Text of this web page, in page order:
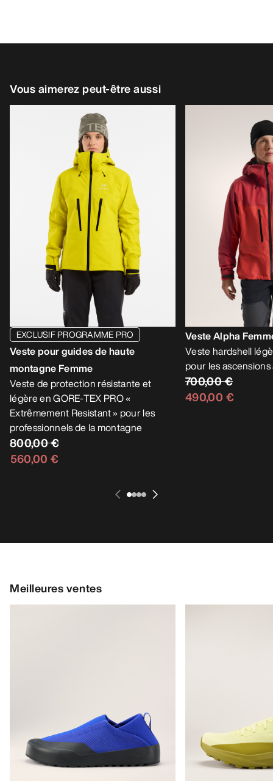
Vous aimerez peut-être aussi
EXCLUSIF PROGRAMME PRO
Veste pour guides de haute
montagne Femme
Veste de protection résistante et
légère en GORE-TEX PRO «
Extrêmement Resistant » pour les
professionnels de la montagne
800,00 €
560,00 €
Veste Alpha
Veste hardshell
pour les
700,00 €
490,00 €
Meilleures ventes